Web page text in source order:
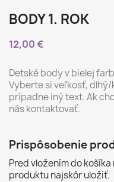
BODY 1. ROK
12,00 €
Detské body v bielej
Vyberte si veľkosť,
prípadne iný text. Ak
nás kontaktovať.
Prispôsobenie
Pred vložením do
produktu najskôr uložiť.